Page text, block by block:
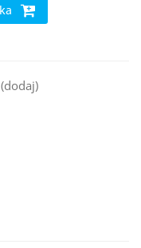
(dodaj)